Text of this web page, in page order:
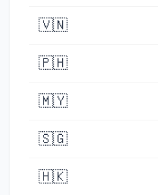
🇻🇳
🇵🇭
🇲🇾
🇸🇬
🇭🇰